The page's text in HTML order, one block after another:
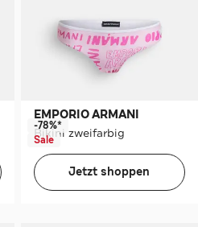
EMPORIO ARMANI
Bikini zweifarbig
-78%*
Sale
Jetzt shoppen